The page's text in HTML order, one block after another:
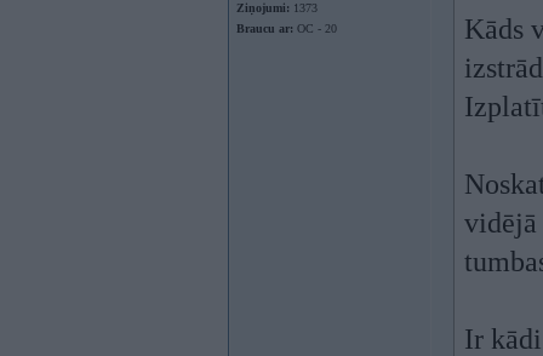
Ziņojumi: 1373
Braucu ar: OC - 20
Kāds
vidējā
Ir